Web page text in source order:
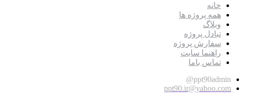
خانه
همه پروژه ها
وبلاگ
تبادل پروژه
سفارش پروژه
راهنما سایت
تماس باما
ppt90admin@
ppt90.ir@yahoo.com